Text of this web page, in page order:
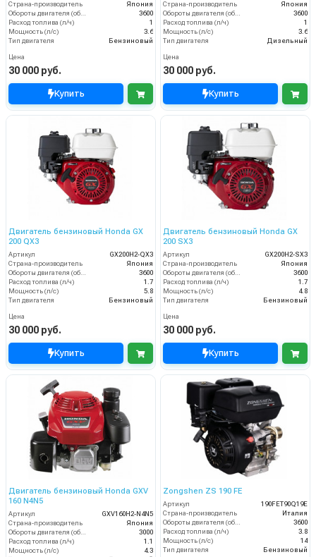
Страна-производитель
Япония
Обороты двигателя (об/мин)
3600
Расход топлива (л/ч)
1
Мощность (л/с)
3.6
Тип двигателя
Бензиновый
Цена
30 000 руб.
Купить
Страна-производитель
Япония
Обороты двигателя (об/мин)
3600
Расход топлива (л/ч)
1
Мощность (л/с)
3.6
Тип двигателя
Дизельный
Цена
30 000 руб.
Купить
Двигатель бензиновый Honda GX
200 QX3
Артикул
GX200H2-QX3
Страна-производитель
Япония
Обороты двигателя (об/мин)
3600
Расход топлива (л/ч)
1.7
Мощность (л/с)
5.8
Тип двигателя
Бензиновый
Цена
30 000 руб.
Купить
Двигатель бензиновый Honda GX
200 SX3
Артикул
GX200H2-SX3
Страна-производитель
Япония
Обороты двигателя (об/мин)
3600
Расход топлива (л/ч)
1.7
Мощность (л/с)
4.8
Тип двигателя
Бензиновый
Цена
30 000 руб.
Купить
Двигатель бензиновый Honda GXV
160 N4N5
Артикул
GXV160H2-N4N5
Страна-производитель
Япония
3000
Расход топлива (л/ч)
1.1
Мощность (л/с)
4.3
Zongshen ZS 190 FE
Артикул
190FET90Q19E
Страна-производитель
Италия
3600
Расход топлива (л/ч)
3.8
Мощность (л/с)
14
Тип двигателя
Бензиновый